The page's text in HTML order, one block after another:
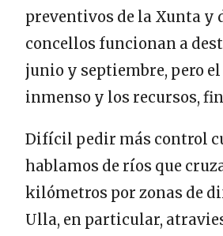
preventivos de la Xunta y
concellos funcionan a
junio y septiembre, pero
inmenso y los recursos,
Difícil pedir más control
hablamos de ríos que
kilómetros por zonas de
Ulla, en particular,